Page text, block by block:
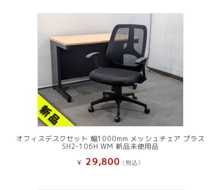
オフィスデスクセット 幅1000mm メッシュチェア プラス
SH2-106H WM 新品未使用品
¥ 29,800 (税込）